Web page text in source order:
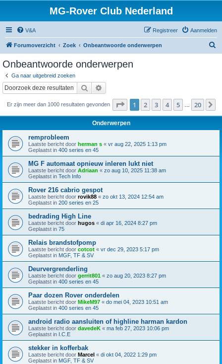
MG-Rover Club Nederland
V&A Aanmelden
Registreer
Forumoverzicht Zoek Onbeantwoorde onderwerpen
Onbeantwoorde onderwerpen
Ga naar uitgebreid zoeken
Zoek
Er zijn meer dan 1000 resultaten gevonden Pagina van 20
1 2 3 4 5 20
Onderwerpen
remprobleem
Laatste bericht door herman s « vr aug 22, 2025 1:13 pm
Geplaatst in 400 series en 45
MG F automaat opnieuw inleren lukt niet
Laatste bericht door Adriaan « zo aug 10, 2025 11:38 am
Geplaatst in Tech Info
Rover 216 cabrio gespot
Laatste bericht door rovik88 « zo okt 13, 2024 12:54 am
Geplaatst in 200 series en 25
bedrading High Line
Laatste bericht door hugos « di apr 16, 2024 8:27 pm
Geplaatst in 75
Relais brandstofpomp
Laatste bericht door cotcot « vr dec 29, 2023 5:17 pm
Geplaatst in MGF, TF & SV
Deurvergrenderling
Laatste bericht door gerrit801 « zo aug 20, 2023 8:27 pm
Geplaatst in 400 series en 45
Paar dozen Rover onderdelen
Laatste bericht door MikeM97 « do mei 04, 2023 10:51 am
Geplaatst in 400 series en 45
android radio aansluiten of highline harman kardon
Laatste bericht door davedeK « ma feb 27, 2023 10:06 pm
Geplaatst in I.C.E
stekker in kofferbak
Laatste bericht door Marcel « di okt 04, 2022 1:29 pm
Geplaatst in MGF, TF & SV